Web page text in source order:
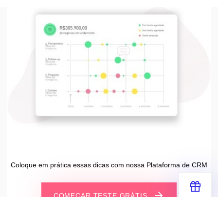
Coloque em prática essas dicas com nossa Plataforma de CRM